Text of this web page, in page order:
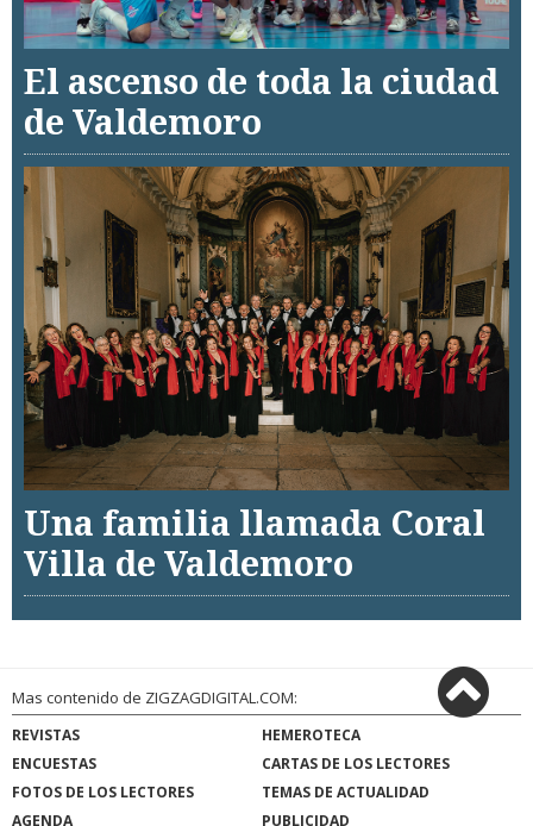
El ascenso de toda la ciudad
de Valdemoro
Una familia llamada Coral
Villa de Valdemoro
Mas contenido de ZIGZAGDIGITAL.COM:
REVISTAS
HEMEROTECA
ENCUESTAS
CARTAS DE LOS LECTORES
FOTOS DE LOS LECTORES
TEMAS DE ACTUALIDAD
AGENDA
PUBLICIDAD